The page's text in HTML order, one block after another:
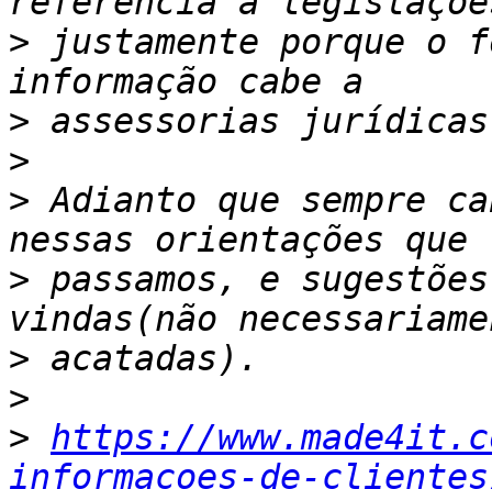
> justamente porque o
>
>
> Adianto que sempre
> passamos, e
>
>
> https://
informacoes-de-